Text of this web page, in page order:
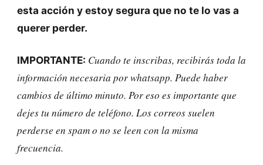
esta acción y estoy segura que no te lo vas a
querer perder.
IMPORTANTE: Cuando te inscribas, recibirás toda la
información necesaria por whatsapp. Puede haber
cambios de último minuto. Por eso es importante que
dejes tu número de teléfono. Los correos suelen
perderse en spam o no se leen con la misma
frecuencia.